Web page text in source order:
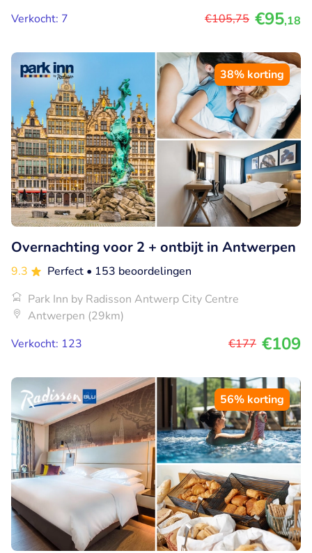
Verkocht: 7
€105,75 €95,18
38% korting
Overnachting voor 2 + ontbijt in Antwerpen
9.3 Perfect • 153 beoordelingen
Park Inn by Radisson Antwerp City Centre
Antwerpen (29km)
Verkocht: 123
€177 €109
56% korting